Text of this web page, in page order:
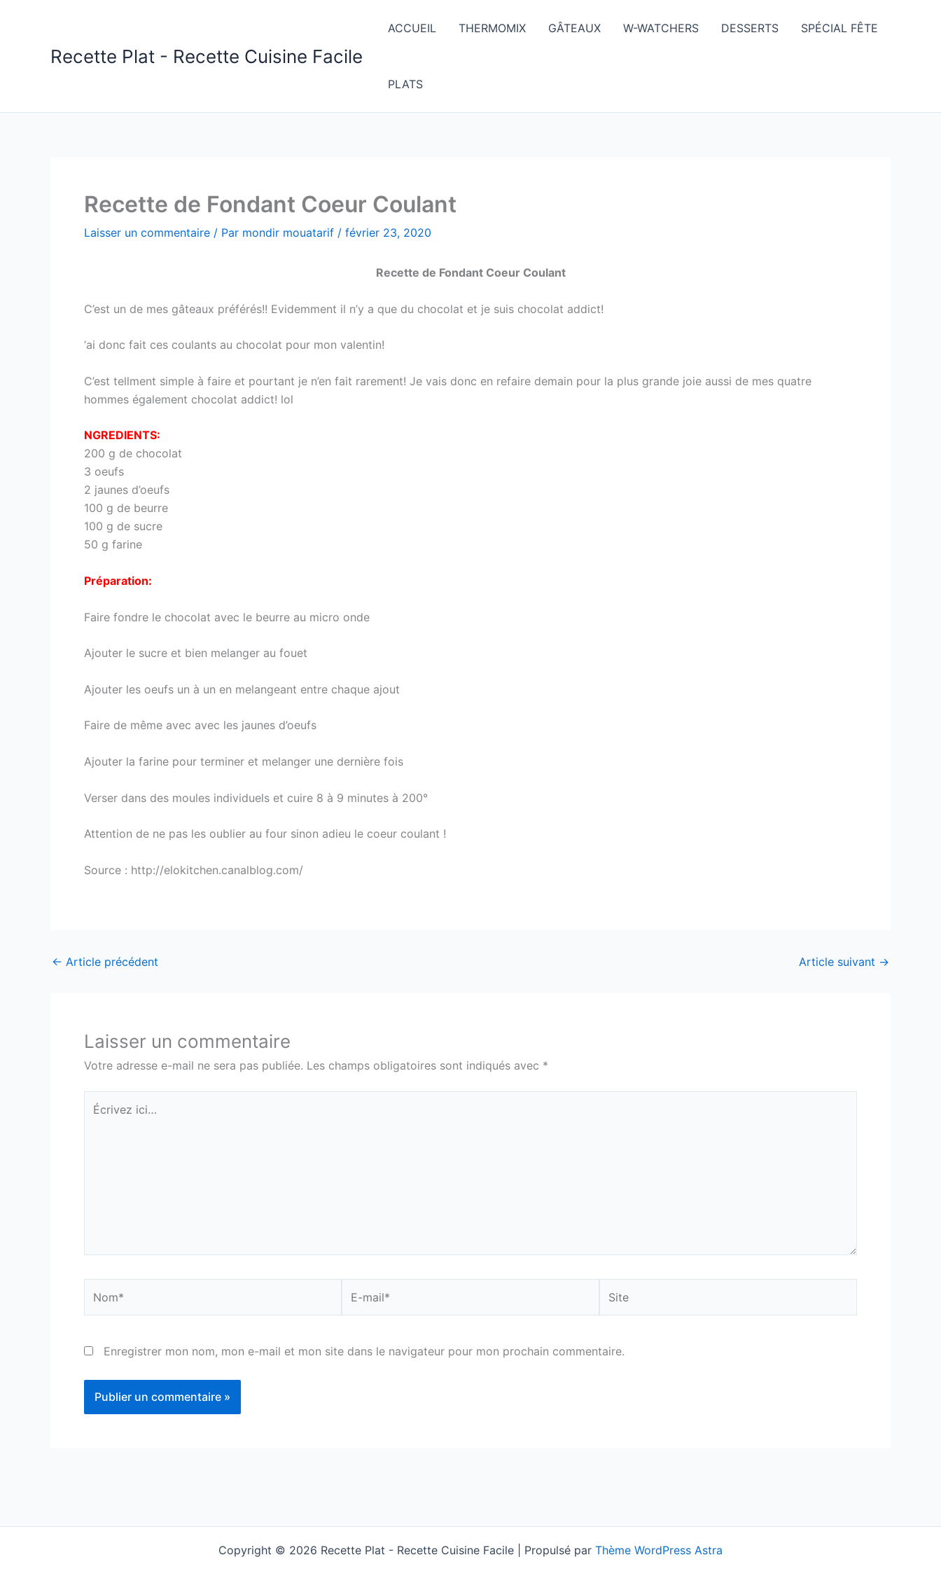
Recette Plat - Recette Cuisine Facile
ACCUEIL THERMOMIX GÂTEAUX W-WATCHERS DESSERTS SPÉCIAL FÊTE
PLATS
Recette de Fondant Coeur Coulant
Laisser un commentaire / Par mondir mouatarif / février 23, 2020
Recette de Fondant Coeur Coulant
C’est un de mes gâteaux préférés!! Evidemment il n’y a que du chocolat et je suis chocolat addict!
‘ai donc fait ces coulants au chocolat pour mon valentin!
C’est tellment simple à faire et pourtant je n’en fait rarement! Je vais donc en refaire demain pour la plus grande joie aussi de mes quatre
hommes également chocolat addict! lol
NGREDIENTS:
200 g de chocolat
3 oeufs
2 jaunes d’oeufs
100 g de beurre
100 g de sucre
50 g farine
Préparation:
Faire fondre le chocolat avec le beurre au micro onde
Ajouter le sucre et bien melanger au fouet
Ajouter les oeufs un à un en melangeant entre chaque ajout
Faire de même avec avec les jaunes d’oeufs
Ajouter la farine pour terminer et melanger une dernière fois
Verser dans des moules individuels et cuire 8 à 9 minutes à 200°
Attention de ne pas les oublier au four sinon adieu le coeur coulant !
Source : http://elokitchen.canalblog.com/
← Article précédent Article suivant →
Laisser un commentaire
Votre adresse e-mail ne sera pas publiée. Les champs obligatoires sont indiqués avec *
Écrivez
ici…
mail*
Enregistrer mon nom, mon e-mail et mon site dans le navigateur pour mon prochain commentaire.
Copyright © 2026 Recette Plat - Recette Cuisine Facile | Propulsé par Thème WordPress Astra